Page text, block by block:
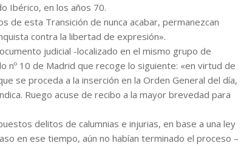
Ibérico, en los años 70.
de esta Transición de nunca acabar, permanezcan
contra la libertad de expresión».
judicial -localizado en el mismo grupo de
nº 10 de Madrid que recoge lo siguiente: «en virtud de
se proceda a la inserción en la Orden General del día,
Ruego acuse de recibo a la mayor brevedad para
delitos de calumnias e injurias, en base a una ley
en ese tiempo, aún no habían terminado el proceso –